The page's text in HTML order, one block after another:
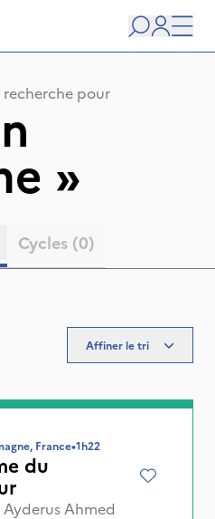
user
recherche pour
»
Cycles (0)
Affiner le tri
France•1h22
du
Ahmed